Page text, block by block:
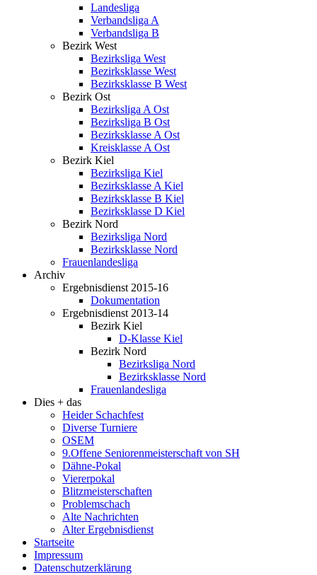
Landesliga
Verbandsliga A
Verbandsliga B
Bezirk West
Bezirksliga West
Bezirksklasse West
Bezirksklasse B West
Bezirk Ost
Bezirksliga A Ost
Bezirksliga B Ost
Bezirksklasse A Ost
Kreisklasse A Ost
Bezirk Kiel
Bezirksliga Kiel
Bezirksklasse A Kiel
Bezirksklasse B Kiel
Bezirksklasse D Kiel
Bezirk Nord
Bezirksliga Nord
Bezirksklasse Nord
Frauenlandesliga
Archiv
Ergebnisdienst 2015-16
Dokumentation
Ergebnisdienst 2013-14
Bezirk Kiel
D-Klasse Kiel
Bezirk Nord
Bezirksliga Nord
Bezirksklasse Nord
Frauenlandesliga
Dies + das
Heider Schachfest
Diverse Turniere
OSEM
9.Offene Seniorenmeisterschaft von SH
Dähne-Pokal
Viererpokal
Blitzmeisterschaften
Problemschach
Alte Nachrichten
Alter Ergebnisdienst
Startseite
Impressum
Datenschutzerklärung